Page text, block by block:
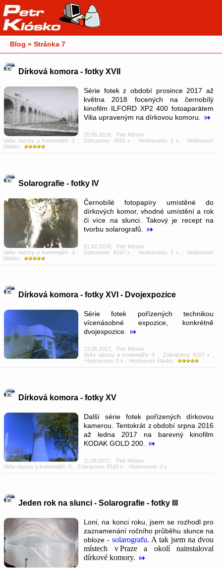
Blog » Stránka 7
Dírková komora - fotky XVII
Série fotek z období prosince 2017 až
května 2018 focených na černobílý
kinofilm ILFORD XP2 400 fotoaparátem
Vilia upraveným na dírkovou komoru.
20.05.2018; Petr Klósko
Vaše názory a komentáře: 0; Zobrazeno: 9556 x ; Hodnoceno: 2 x ; Hodnocení
článku :
Solarografie - fotky IV
Černobílé fotopapíry umístěné do
dírkových komor, vhodné umístění a rok
či více na slunci. Takový je recept na
tvorbu solarografů.
01.02.2018; Petr Klósko
Vaše názory a komentáře: 0; Zobrazeno: 8147 x ; Hodnoceno: 3 x ; Hodnocení
článku :
Dírková komora - fotky XVI - Dvojexpozice
Série fotek pořízených technikou
vícenásobné expozice, konkrétně
dvojexpozice.
13.08.2017; Petr Klósko
Vaše názory a komentáře: 0 ; Zobrazeno: 8227 x ;
Hodnoceno: 2 x ; Hodnocení článku :
Dírková komora - fotky XV
Další série fotek pořízených dírkovou
kamerou. Tentokrát z období srpna 2016
až ledna 2017 na barevný kinofilm
KODAK GOLD 200.
11.08.2017; Petr Klósko
Vaše názory a komentáře: 0 ; Zobrazeno: 8510 x ; Hodnoceno: 0 x
Jeden rok na slunci - Solarografie - fotky III
Loni, na konci roku, jsem se rozhodl pro
zaznamenání ročního průběhu slunce na
obloze - solarografu. A tak jsem na dvou
místech v Praze a okolí nainstaloval
dírkové komory.